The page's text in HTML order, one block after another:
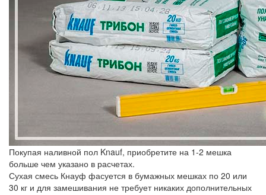
Покупая наливной пол Knauf, приобретите на 1-2 мешка
больше чем указано в расчетах.
Сухая смесь Кнауф фасуется в бумажных мешках по 20 или
30 кг и для замешивания не требует никаких дополнительных